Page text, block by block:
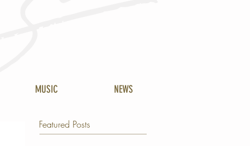
Featured Posts
MUSIC NEWS